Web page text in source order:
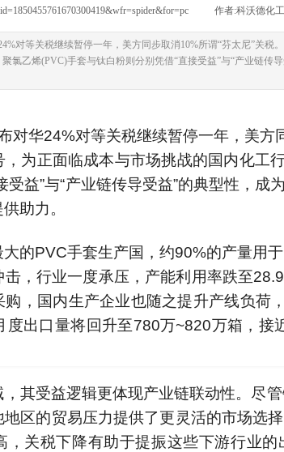
作者:科沃德化工
对等关税继续暂停一年，美方同步取消10%所谓“芬太尼”关
氯乙烯(PVC)手套与钛白粉则分别凭借“直接受益”与“产业链
对华24%对等关税继续暂停一年，美
为正面临成本与市场挑战的国内化工
受益”与“产业链传导受益”的典型性，
助力。
PVC手套生产国，约90%的产量用于
击，行业一度承压，产能利用率跌至
购，国内生产企业也随之提升产线负
度出口量将回升至780万~820万箱，
受益逻辑更体现产业链联动性。尽管
区的贸易压力提供了更灵活的市场选
，关税下降有助于提振这些下游行业